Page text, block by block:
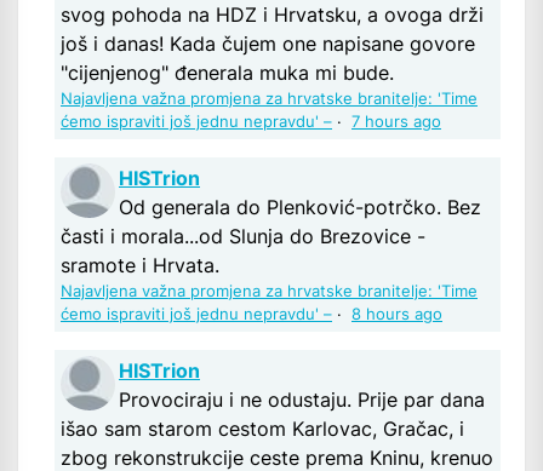
svog pohoda na HDZ i Hrvatsku, a ovoga drži
još i danas! Kada čujem one napisane govore
"cijenjenog" đenerala muka mi bude.
Najavljena važna promjena za hrvatske branitelje: 'Time
ćemo ispraviti još jednu nepravdu' – · 7 hours ago
HISTrion
Od generala do Plenković-potrčko. Bez
časti i morala...od Slunja do Brezovice -
sramote i Hrvata.
Najavljena važna promjena za hrvatske branitelje: 'Time
ćemo ispraviti još jednu nepravdu' – · 8 hours ago
HISTrion
Provociraju i ne odustaju. Prije par dana
išao sam starom cestom Karlovac, Gračac, i
zbog rekonstrukcije ceste prema Kninu, krenuo